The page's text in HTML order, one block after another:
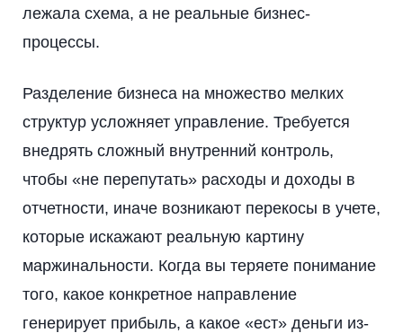
лежала схема, а не реальные бизнес-
процессы.
Разделение бизнеса на множество мелких
структур усложняет управление. Требуется
внедрять сложный внутренний контроль,
чтобы «не перепутать» расходы и доходы в
отчетности, иначе возникают перекосы в учете,
которые искажают реальную картину
маржинальности. Когда вы теряете понимание
того, какое конкретное направление
генерирует прибыль, а какое «ест» деньги из-